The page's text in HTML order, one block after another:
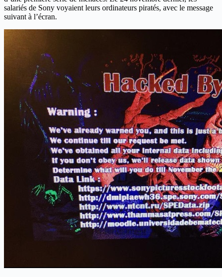
salariés de Sony voyaient leurs ordinateurs piratés, avec le message
suivant à l’écran.